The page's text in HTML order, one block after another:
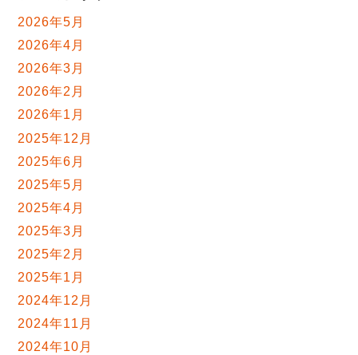
2026年5月
2026年4月
2026年3月
2026年2月
2026年1月
2025年12月
2025年6月
2025年5月
2025年4月
2025年3月
2025年2月
2025年1月
2024年12月
2024年11月
2024年10月